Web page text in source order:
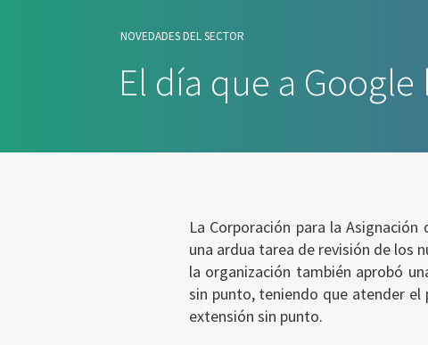
NOVEDADES DEL SECTOR
El día que a
La Corporación para la
una ardua tarea de revisión de los
la organización también aprobó
sin punto, teniendo que atender
extensión sin punto.